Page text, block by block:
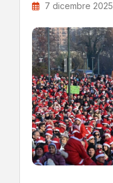
7 dicembre 2025